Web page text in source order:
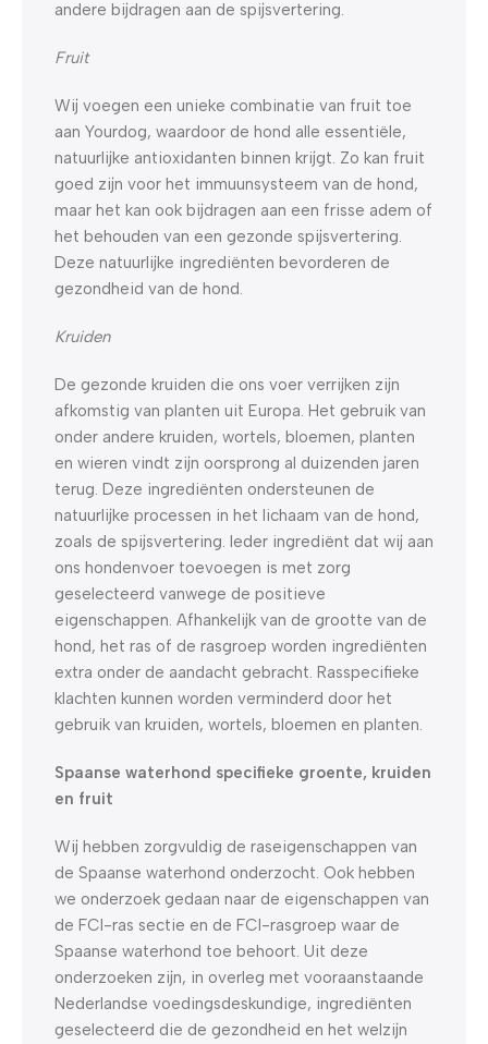
andere bijdragen aan de spijsvertering.
Fruit
Wij voegen een unieke combinatie van fruit toe
aan Yourdog, waardoor de hond alle essentiële,
natuurlijke antioxidanten binnen krijgt. Zo kan fruit
goed zijn voor het immuunsysteem van de hond,
maar het kan ook bijdragen aan een frisse adem of
het behouden van een gezonde spijsvertering.
Deze natuurlijke ingrediënten bevorderen de
gezondheid van de hond.
Kruiden
De gezonde kruiden die ons voer verrijken zijn
afkomstig van planten uit Europa. Het gebruik van
onder andere kruiden, wortels, bloemen, planten
en wieren vindt zijn oorsprong al duizenden jaren
terug. Deze ingrediënten ondersteunen de
natuurlijke processen in het lichaam van de hond,
zoals de spijsvertering. Ieder ingrediënt dat wij aan
ons hondenvoer toevoegen is met zorg
geselecteerd vanwege de positieve
eigenschappen. Afhankelijk van de grootte van de
hond, het ras of de rasgroep worden ingrediënten
extra onder de aandacht gebracht. Rasspecifieke
klachten kunnen worden verminderd door het
gebruik van kruiden, wortels, bloemen en planten.
Spaanse waterhond specifieke groente, kruiden
en fruit
Wij hebben zorgvuldig de raseigenschappen van
de Spaanse waterhond onderzocht. Ook hebben
we onderzoek gedaan naar de eigenschappen van
de FCI-ras sectie en de FCI-rasgroep waar de
Spaanse waterhond toe behoort. Uit deze
onderzoeken zijn, in overleg met vooraanstaande
Nederlandse voedingsdeskundige, ingrediënten
geselecteerd die de gezondheid en het welzijn